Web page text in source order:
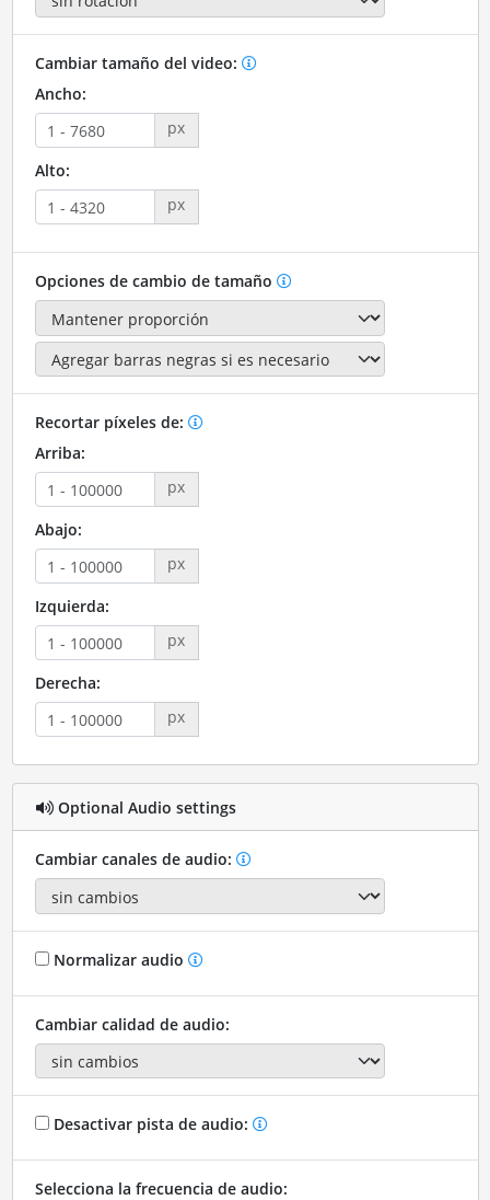
Cambiar tamaño del video:
Ancho:
px
Alto:
px
Opciones de cambio de tamaño
Recortar píxeles de:
Arriba:
px
Abajo:
px
Izquierda:
px
Derecha:
px
Optional Audio settings
Cambiar canales de audio:
Normalizar audio
Cambiar calidad de audio:
Desactivar pista de audio:
Selecciona la frecuencia de audio: